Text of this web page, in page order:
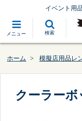
メニュー 検索
イベント用
ホーム 模擬店用品レ
クーラーボ